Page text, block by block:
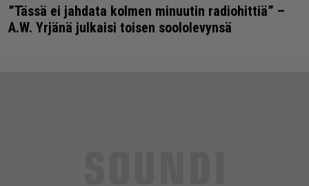
”Tässä ei jahdata kolmen minuutin radiohittiä” –
A.W. Yrjänä julkaisi toisen soololevynsä